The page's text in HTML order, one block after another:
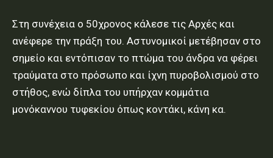
Στη συνέχεια ο 50χρονος κάλεσε τις Αρχές και
ανέφερε την πράξη του. Αστυνομικοί μετέβησαν στο
σημείο και εντόπισαν το πτώμα του άνδρα να φέρει
τραύματα στο πρόσωπο και ίχνη πυροβολισμού στο
στήθος, ενώ δίπλα του υπήρχαν κομμάτια
μονόκαννου τυφεκίου όπως κοντάκι, κάνη κα.